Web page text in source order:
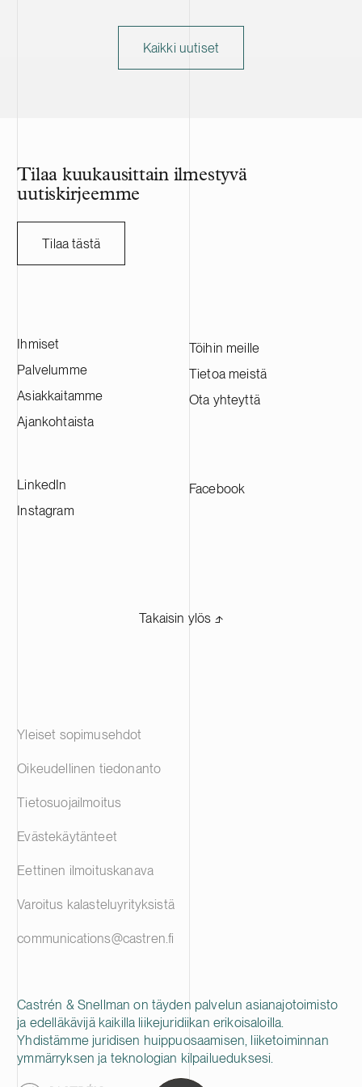
Kaikki uutiset
Tilaa kuukausittain ilmestyvä
uutiskirjeemme
Tilaa tästä
Ihmiset
Palvelumme
Asiakkaitamme
Ajankohtaista
Töihin meille
Tietoa meistä
Ota yhteyttä
LinkedIn
Instagram
Facebook
Takaisin ylös ⬏
Castrén & Snellman on täyden palvelun asianajotoimisto
ja edelläkävijä kaikilla liikejuridiikan erikoisaloilla.
Yhdistämme juridisen huippuosaamisen, liiketoiminnan
ymmärryksen ja teknologian kilpailueduksesi.
Yleiset sopimusehdot
Oikeudellinen tiedonanto
Tietosuojailmoitus
Evästekäytänteet
Eettinen ilmoituskanava
Varoitus kalasteluyrityksistä
communications@castren.fi